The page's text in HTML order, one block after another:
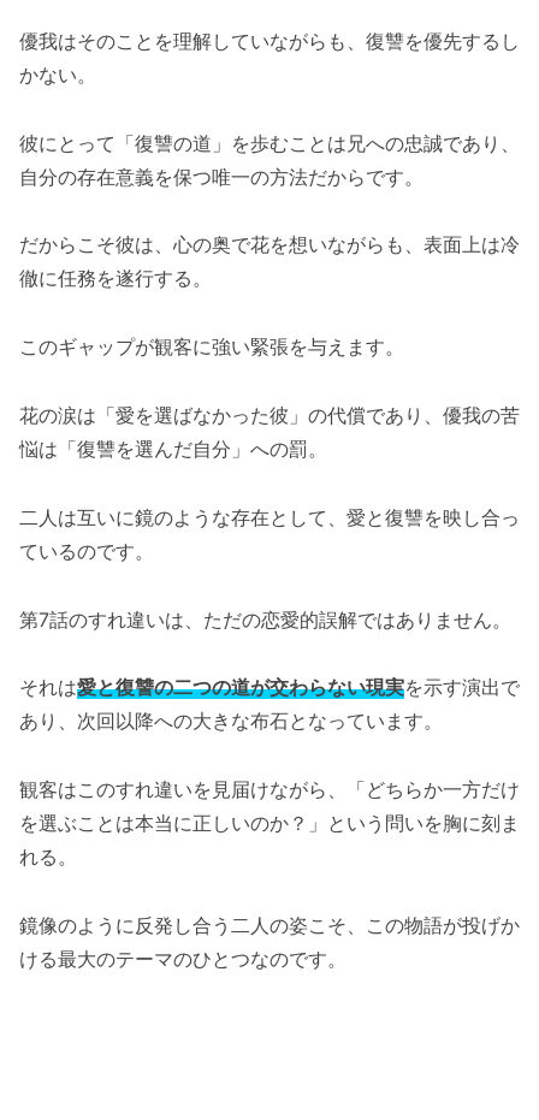
優我はそのことを理解していながらも、復讐を優先するし
かない。
彼にとって「復讐の道」を歩むことは兄への忠誠であり、
自分の存在意義を保つ唯一の方法だからです。
だからこそ彼は、心の奥で花を想いながらも、表面上は冷
徹に任務を遂行する。
このギャップが観客に強い緊張を与えます。
花の涙は「愛を選ばなかった彼」の代償であり、優我の苦
悩は「復讐を選んだ自分」への罰。
二人は互いに鏡のような存在として、愛と復讐を映し合っ
ているのです。
第7話のすれ違いは、ただの恋愛的誤解ではありません。
それは愛と復讐の二つの道が交わらない現実を示す演出で
あり、次回以降への大きな布石となっています。
観客はこのすれ違いを見届けながら、「どちらか一方だけ
を選ぶことは本当に正しいのか？」という問いを胸に刻ま
れる。
鏡像のように反発し合う二人の姿こそ、この物語が投げか
ける最大のテーマのひとつなのです。